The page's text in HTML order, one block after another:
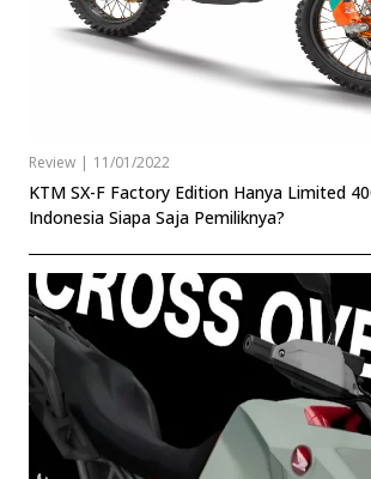
Review | 11/01/2022
KTM SX-F Factory Edition Hanya Limited
Indonesia Siapa Saja Pemiliknya?